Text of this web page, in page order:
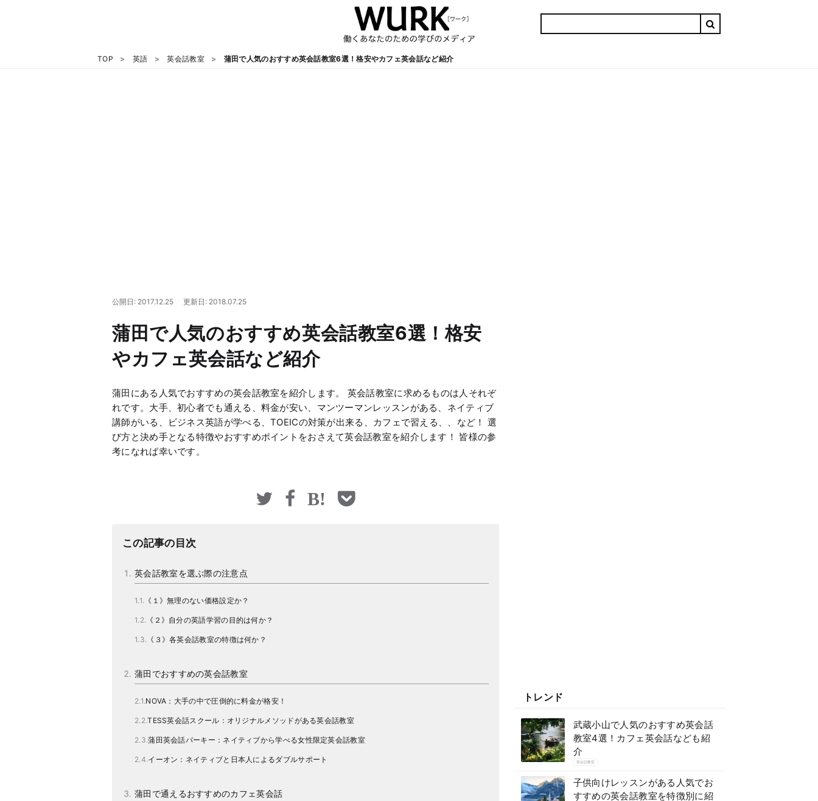
TOP 英語 英会話教室 蒲田で人気のおすすめ英会話教室6選！格安やカフェ英会話など紹介
公開日: 2017.12.25 更新日: 2018.07.25
蒲田で人気のおすすめ英会話教室6選！格安
やカフェ英会話など紹介
蒲田にある人気でおすすめの英会話教室を紹介します。 英会話教室に求めるものは人それぞ
れです。大手、初心者でも通える、料金が安い、マンツーマンレッスンがある、ネイティブ
講師がいる、ビジネス英語が学べる、TOEICの対策が出来る、カフェで習える、、など！ 選
び方と決め手となる特徴やおすすめポイントをおさえて英会話教室を紹介します！ 皆様の参
考になれば幸いです。
この記事の目次
英会話教室を選ぶ際の注意点
《１》無理のない価格設定か？
《２》自分の英語学習の目的は何か？
《３》各英会話教室の特徴は何か？
蒲田でおすすめの英会話教室
NOVA：大手の中で圧倒的に料金が格安！
TESS英会話スクール：オリジナルメソッドがある英会話教室
蒲田英会話パーキー：ネイティブから学べる女性限定英会話教室
イーオン：ネイティブと日本人によるダブルサポート
蒲田で通えるおすすめのカフェ英会話
トレンド
武蔵小山で人気のおすすめ英会話
教室4選！カフェ英会話なども紹
介
英会話教室
子供向けレッスンがある人気でお
すすめの英会話教室を特徴別に紹